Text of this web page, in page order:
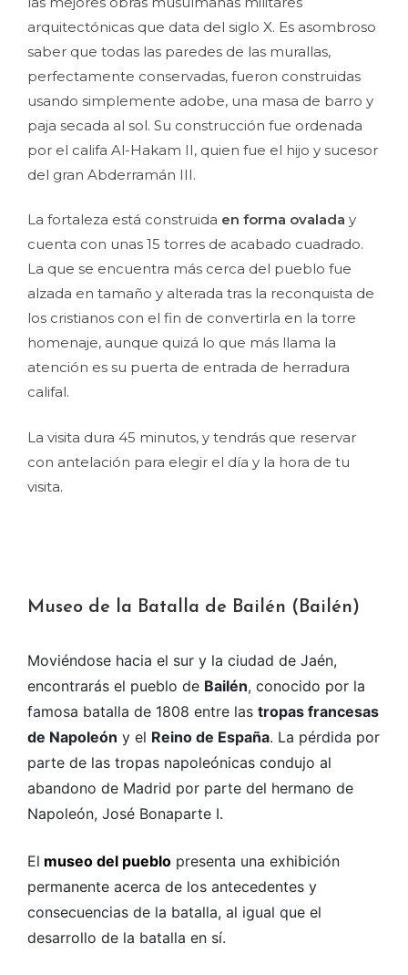
arquitectónicas que data del siglo X. Es asombroso
saber que todas las paredes de las murallas,
perfectamente conservadas, fueron construidas
usando simplemente adobe, una masa de barro y
paja secada al sol. Su construcción fue ordenada
por el califa Al-Hakam II, quien fue el hijo y sucesor
del gran Abderramán III.
La fortaleza está construida en forma ovalada y
cuenta con unas 15 torres de acabado cuadrado.
La que se encuentra más cerca del pueblo fue
alzada en tamaño y alterada tras la reconquista de
los cristianos con el fin de convertirla en la torre
homenaje, aunque quizá lo que más llama la
atención es su puerta de entrada de herradura
califal.
La visita dura 45 minutos, y tendrás que reservar
con antelación para elegir el día y la hora de tu
visita.
Museo de la Batalla de Bailén (Bailén)
Moviéndose hacia el sur y la ciudad de Jaén,
encontrarás el pueblo de Bailén, conocido por la
famosa batalla de 1808 entre las tropas francesas
de Napoleón y el Reino de España. La pérdida por
parte de las tropas napoleónicas condujo al
abandono de Madrid por parte del hermano de
Napoleón, José Bonaparte I.
El museo del pueblo presenta una exhibición
permanente acerca de los antecedentes y
consecuencias de la batalla, al igual que el
desarrollo de la batalla en sí.